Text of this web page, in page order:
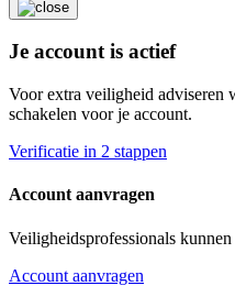
Je account is actief
Voor extra veiligheid adviseren
schakelen voor je account.
Verificatie in 2 stappen
Account aanvragen
Veiligheidsprofessionals
Account aanvragen